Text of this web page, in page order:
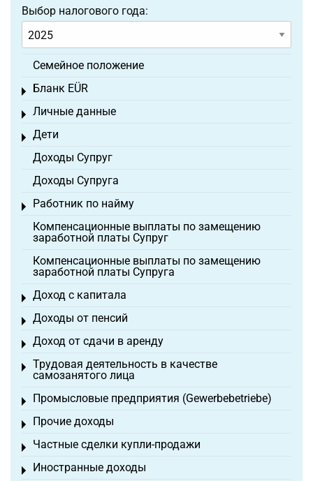
Выбор налогового года:
Семейное положение
Бланк EÜR
Toggle menu
Личные данные
Toggle menu
Дети
Toggle menu
Доходы Супруг
Доходы Супруга
Работник по найму
Toggle menu
Компенсационные выплаты по замещению
заработной платы Супруг
Компенсационные выплаты по замещению
заработной платы Супруга
Доход с капитала
Toggle menu
Доходы от пенсий
Toggle menu
Доход от сдачи в аренду
Toggle menu
Трудовая деятельность в качестве
самозанятого лица
Toggle menu
Промысловые предприятия (Gewerbebetriebe)
Toggle menu
Прочие доходы
Toggle menu
Частные сделки купли-продажи
Toggle menu
Иностранные доходы
Toggle menu